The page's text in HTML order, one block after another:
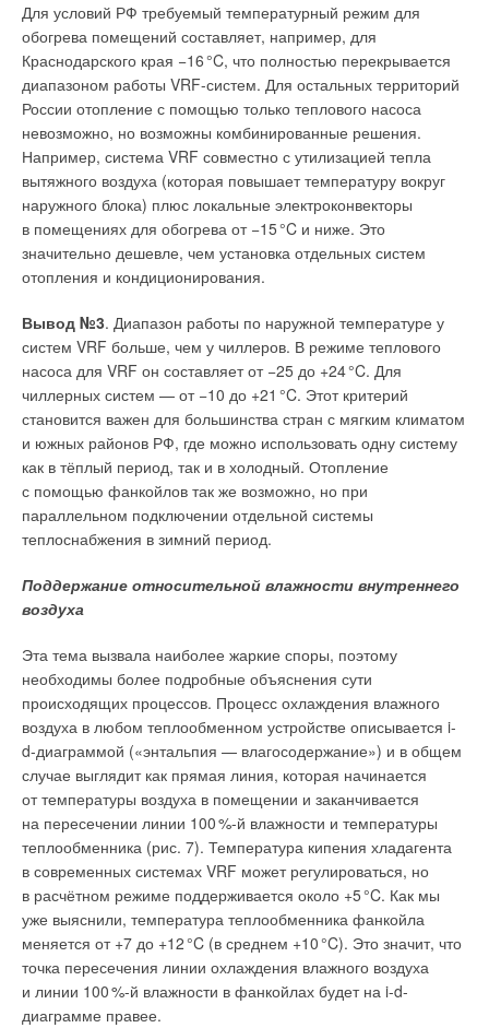
Для условий РФ требуемый температурный режим для
обогрева помещений составляет, например, для
Краснодарского края −16°C, что полностью перекрывается
диапазоном работы VRF-систем. Для остальных территорий
России отопление с помощью только теплового насоса
невозможно, но возможны комбинированные решения.
Например, система VRF совместно с утилизацией тепла
вытяжного воздуха (которая повышает температуру вокруг
наружного блока) плюс локальные электроконвекторы
в помещениях для обогрева от −15°C и ниже. Это
значительно дешевле, чем установка отдельных систем
отопления и кондиционирования.
Вывод №3. Диапазон работы по наружной температуре у
систем VRF больше, чем у чиллеров. В режиме теплового
насоса для VRF он составляет от −25 до +24°C. Для
чиллерных систем — от −10 до +21°C. Этот критерий
становится важен для большинства стран с мягким климатом
и южных районов РФ, где можно использовать одну систему
как в тёплый период, так и в холодный. Отопление
с помощью фанкойлов так же возможно, но при
параллельном подключении отдельной системы
теплоснабжения в зимний период.
Поддержание относительной влажности внутреннего
воздуха
Эта тема вызвала наиболее жаркие споры, поэтому
необходимы более подробные объяснения сути
происходящих процессов. Процесс охлаждения влажного
воздуха в любом теплообменном устройстве описывается i-
d-диаграммой («энтальпия — влагосодержание») и в общем
случае выглядит как прямая линия, которая начинается
от температуры воздуха в помещении и заканчивается
на пересечении линии 100%-й влажности и температуры
теплообменника (рис. 7). Температура кипения хладагента
в современных системах VRF может регулироваться, но
в расчётном режиме поддерживается около +5°C. Как мы
уже выяснили, температура теплообменника фанкойла
меняется от +7 до +12°C (в среднем +10°C). Это значит, что
точка пересечения линии охлаждения влажного воздуха
и линии 100%-й влажности в фанкойлах будет на i-d-
диаграмме правее.